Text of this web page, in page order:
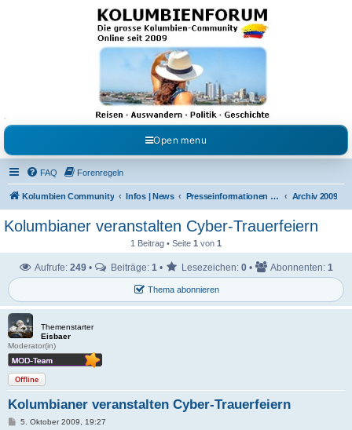
Kolumbienforum - Das
grosse Forum der
Freunde Kolumbiens
Reisen, Auswandern, Kultur, Politik, Geschichte und Visum in Kolumbien und Venezuela.
Austausch, Erfahrungen und Gemeinschaft im Kolumbienforum
Open menu
FAQ Forenregeln
Kolumbien Community Infos | News Presseinformationen & Neuigkeiten Archiv 2009
Kolumbianer veranstalten Cyber-Trauerfeiern
1 Beitrag • Seite 1 von 1
Thema abonnieren
Aufrufe: 249 • Beiträge: 1 • Lesezeichen: 0 • Abonnenten: 1
Themenstarter
Eisbaer
Moderator(in)
Offline
Kolumbianer veranstalten Cyber-Trauerfeiern
B5. Oktober 2009, 19:27